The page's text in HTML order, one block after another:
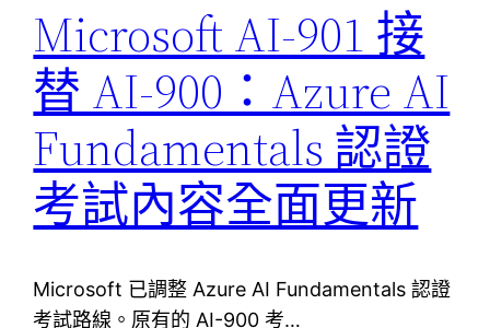
Microsoft AI-901 接
替 AI-900：Azure AI
Fundamentals 認證
考試內容全面更新
Microsoft 已調整 Azure AI Fundamentals 認證
考試路線。原有的 AI-900 考…